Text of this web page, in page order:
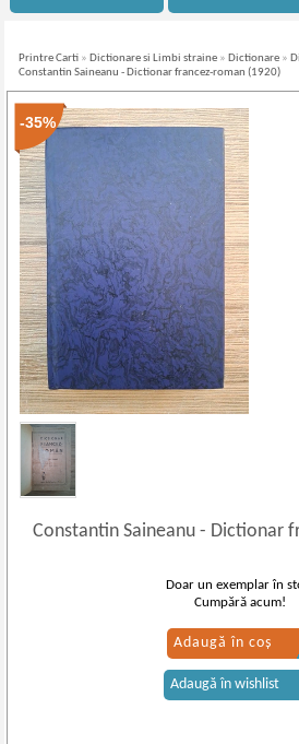
Printre Carti » Dictionare si Limbi straine » Dictionare »
Constantin Saineanu - Dictionar francez-roman (1920)
-35%
Constantin Saineanu- Dictionar
Doar un exemplar în
Cumpără acum!
Adaugă în coș
Adaugă în wishlist